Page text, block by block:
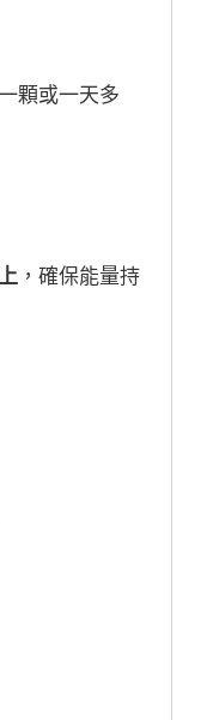
顆或一天多
，確保能量持